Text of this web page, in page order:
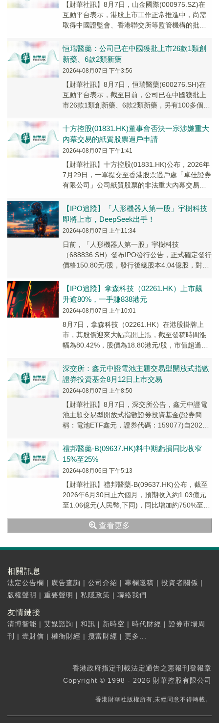
【財華社訊】8月7日，山金國際(000975.SZ)在
互動平台表示，港股上市工作正常推進中，尚需
取得中國證監會、香港聯交所等監管機構的批
履行信息披露義務。
恒瑞醫藥：公司已在中國獲批上市26款1類創
新藥、6款2類新藥
2026年08月07日 下午3:56
【財華社訊】8月7日，恒瑞醫藥(600276.SH)在
互動平台表示，截至目前，公司已在中國獲批上
市26款1類創新藥、6款2類新藥，另有100多個自
十方控股(01831.HK)董事會否決一宗涉嫌重大
內幕交易的紙質股票過戶申請
2026年08月07日 下午1:41
【財華社訊】十方控股(01831.HK)公布，2026年
7月29日，一單提交至香港股票過戶處「卓佳證券
有限公司」公司紙質股票的非法重大內幕交易經
【IPO追蹤】「人形機器人第一股」宇樹科技
即將上市，DeepSeek出手！
2026年08月07日 上午11:34
日前，「人形機器人第一股」宇樹科技
（688836.SH）發布IPO發行公告，正式確定發行
價格150.80元/股，發行後總股本4.04億股，對應
【IPO追蹤】拿森科技（02261.HK）上市飆
升逾80%，一手賺838港元
2026年08月07日 上午10:01
8月7日，拿森科技（02261.HK）在港股掛牌上
市，其股價迎來大幅高開上漲，截至發稿時間漲
幅為80.42%，股價為18.80港元/股，市值超過
深交所：鑫元中證電池主題交易型開放式指數
證券投資基金8月12日上市交易
2026年08月07日 上午8:50
【財華社訊】8月7日，深交所公告，鑫元中證電
池主題交易型開放式指數證券投資基金(證券簡
稱：電池ETF鑫元，證券代碼：159077)自2026
禮邦醫藥-B(09637.HK)料中期虧損同比收窄
15%至25%
2026年08月06日 下午5:13
【財華社訊】禮邦醫藥-B(09637.HK)公布，截至
2026年6月30日止六個月，預期收入約1.03億元
至1.06億元(人民幣,下同)，同比增加約750%至
查看更多
相關訊息
法定公告欄 | 廣告查詢 | 公司介紹 | 專欄邀稿 | 投資者關係 |
版權聲明 | 重要聲明 | 私隱政策 | 聯絡我們
友情鏈接
清博智能 | 艾媒諮詢 | 和訊 | 新時空 | 時代財經 | 證券市場周
刊
| 壹財信 | 權衡財經 | 攬富財經 | 更多...
香港政府指定刊載法定通告之憲報刊登報章
Copyright © 1998 - 2026 財華控股有限公司
香港財華社版權所有,未經同意不得轉載。